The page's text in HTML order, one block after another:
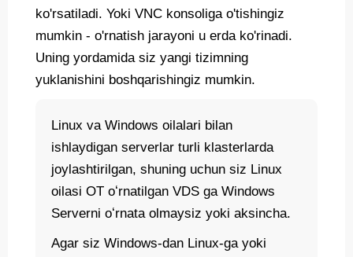
ko'rsatiladi. Yoki VNC konsoliga o'tishingiz
mumkin - o'rnatish jarayoni u erda ko'rinadi.
Uning yordamida siz yangi tizimning
yuklanishini boshqarishingiz mumkin.
Linux va Windows oilalari bilan
ishlaydigan serverlar turli klasterlarda
joylashtirilgan, shuning uchun siz Linux
oilasi OT oʻrnatilgan VDS ga Windows
Serverni oʻrnata olmaysiz yoki aksincha.
Agar siz Windows-dan Linux-ga yoki